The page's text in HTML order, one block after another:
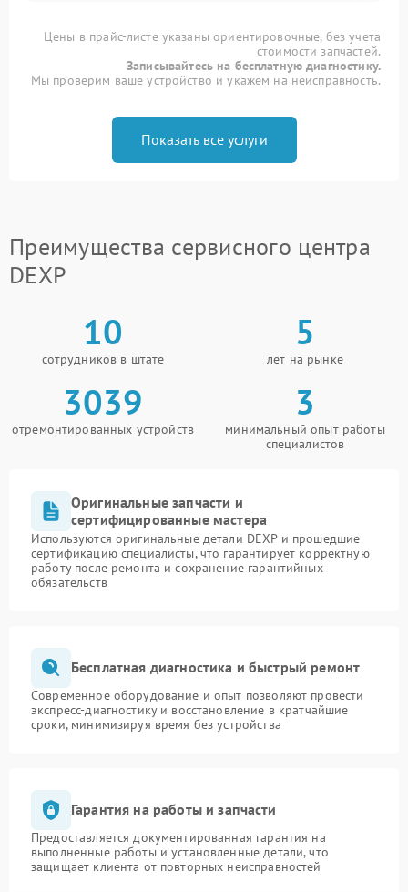
Цены в прайс-листе указаны ориентировочные, без учета
стоимости запчастей.
Записывайтесь на бесплатную диагностику.
Мы проверим ваше устройство и укажем на неисправность.
Показать все услуги
Преимущества сервисного центра
DEXP
10
сотрудников в штате
5
лет на рынке
3039
отремонтированных устройств
3
минимальный опыт работы
специалистов
Оригинальные запчасти и
сертифицированные мастера
Используются оригинальные детали DEXP и прошедшие
сертификацию специалисты, что гарантирует корректную
работу после ремонта и сохранение гарантийных
обязательств
Бесплатная диагностика и быстрый ремонт
Современное оборудование и опыт позволяют провести
экспресс-диагностику и восстановление в кратчайшие
сроки, минимизируя время без устройства
Гарантия на работы и запчасти
Предоставляется документированная гарантия на
выполненные работы и установленные детали, что
защищает клиента от повторных неисправностей